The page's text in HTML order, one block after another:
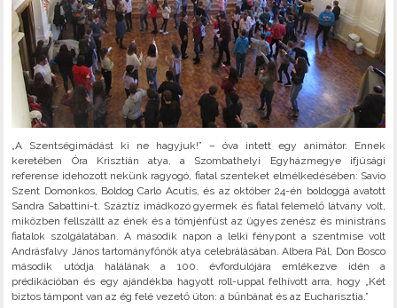
„A Szentségimádást ki ne hagyjuk!” – óva intett egy animátor. Ennek
keretében Óra Krisztián atya, a Szombathelyi Egyházmegye ifjúsági
referense idehozott nekünk ragyogó, fiatal szenteket elmélkedésében: Savio
Szent Domonkos, Boldog Carlo Acutis, és az október 24-én boldoggá avatott
Sandra Sabattini-t. Száztíz imádkozó gyermek és fiatal felemelő látvány volt,
miközben fellszállt az ének és a tömjénfüst az ügyes zenész és ministráns
fiatalok szolgálatában. A második napon a lelki fénypont a szentmise volt
Andrásfalvy János tartományfőnök atya celebrálásában. Albera Pál, Don Bosco
második utódja halálának a 100. évfordulójára emlékezve idén a
prédikációban és egy ajándékba hagyott roll-uppal felhívott arra, hogy „Két
biztos támpont van az ég felé vezető úton: a bűnbánat és az Eucharisztia.”